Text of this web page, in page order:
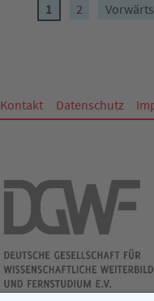
1
2 Vorwärts
Kontakt Datenschutz